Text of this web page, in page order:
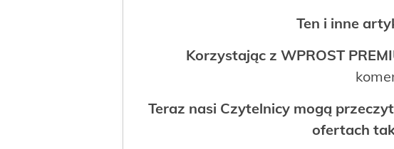
Ten i inne
Korzystając z WPROST
Teraz nasi Czytelnicy mogą
ofertach